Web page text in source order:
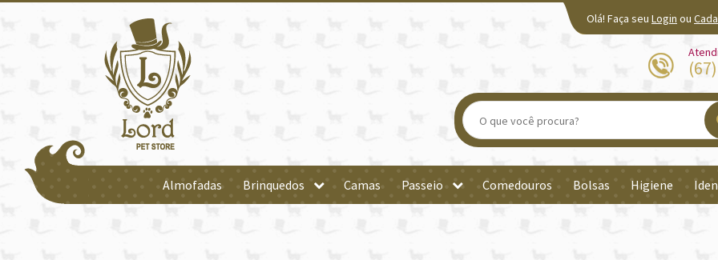
Olá! Faça seu Login ou
Almofadas Brinquedos Camas Passeio Comedouros Bolsas Higiene